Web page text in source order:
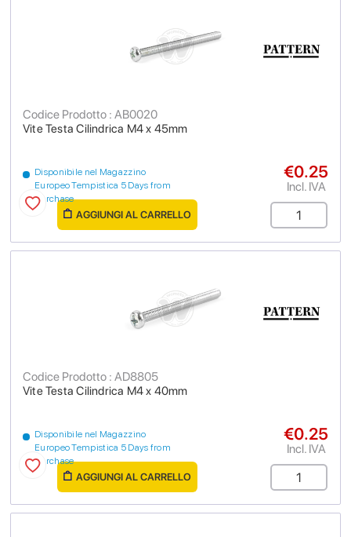
Vite Testa Cilindrica M4 x 45mm
Codice Prodotto : AB0020
Disponibile nel Magazzino
Europeo Tempistica 5 Days from
purchase
€0.25
Incl. IVA
AGGIUNGI AL CARRELLO
Vite Testa Cilindrica M4 x 40mm
Codice Prodotto : AD8805
Disponibile nel Magazzino
Europeo Tempistica 5 Days from
purchase
€0.25
Incl. IVA
AGGIUNGI AL CARRELLO